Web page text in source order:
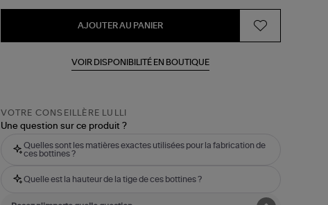
AJOUTER AU PANIER
VOIR DISPONIBILITÉ EN BOUTIQUE
VOTRE CONSEILLÈRE LULLI
Une question sur ce produit ?
Quelles sont les matières exactes utilisées pour la fabrication de
ces bottines ?
Quelle est la hauteur de la tige de ces bottines ?